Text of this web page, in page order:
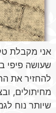
אני מקבלת
שעושה פיפי
להחזיר את
מחיתולים,
שיותר נוח